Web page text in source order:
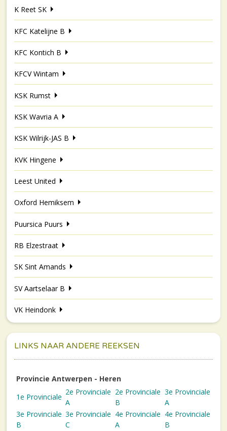
K Reet SK
KFC Katelijne B
KFC Kontich B
KFCV Wintam
KSK Rumst
KSK Wavria A
KSK Wilrijk-JAS B
KVK Hingene
Leest United
Oxford Hemiksem
Puursica Puurs
RB Elzestraat
SK Sint Amands
SV Aartselaar B
VK Heindonk
LINKS NAAR ANDERE REEKSEN
Provincie Antwerpen - Heren
1e Provinciale
2e Provinciale
A
2e Provinciale
B
3e Provinciale
A
3e Provinciale
B
3e Provinciale
C
4e Provinciale
A
4e Provinciale
B